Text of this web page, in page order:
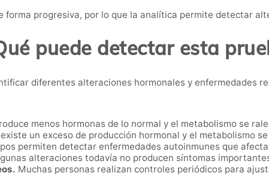
forma progresiva, por lo que la analítica permite detectar
puede detectar esta
diferentes alteraciones hormonales y enfermedades
menos hormonas de lo normal y el metabolismo se
un exceso de producción hormonal y el metabolismo
permiten detectar enfermedades autoinmunes que
alteraciones todavía no producen síntomas
Muchas personas realizan controles periódicos para